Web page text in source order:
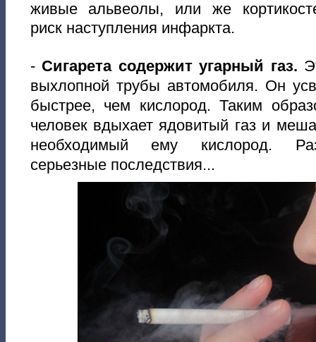
живые альвеолы, или же
риск наступления инфаркта.
- Сигарета содержит угарный газ.
выхлопной трубы автомобиля. Он
быстрее, чем кислород. Таким
человек вдыхает ядовитый газ и
необходимый ему кислород.
серьезные последствия...